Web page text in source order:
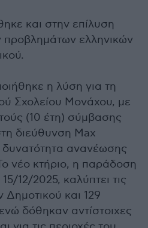
και στην επίλυση
προβλημάτων ελληνικών
η λύση για τη
Σχολείου Μονάχου, με
(10 έτη) σύμβασης
διεύθυνση Max
δυνατότητα ανανέωσης
νέο κτήριο, η παράδοση
12/2025, καλύπτει τις
και 129
δόθηκαν αντίστοιχες